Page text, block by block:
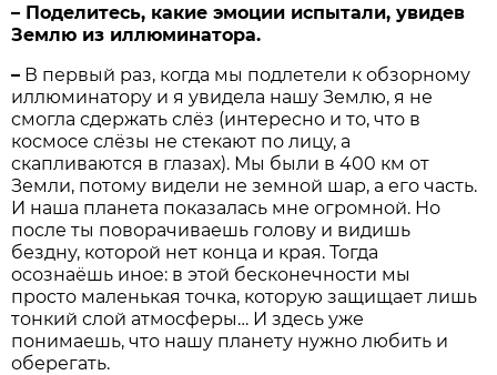
– Поделитесь, какие эмоции испытали, увидев
Землю из иллюминатора.
– В первый раз, когда мы подлетели к обзорному
иллюминатору и я увидела нашу Землю, я не
смогла сдержать слёз (интересно и то, что в
космосе слёзы не стекают по лицу, а
скапливаются в глазах). Мы были в 400 км от
Земли, потому видели не земной шар, а его часть.
И наша планета показалась мне огромной. Но
после ты поворачиваешь голову и видишь
бездну, которой нет конца и края. Тогда
осознаёшь иное: в этой бесконечности мы
просто маленькая точка, которую защищает лишь
тонкий слой атмосферы… И здесь уже
понимаешь, что нашу планету нужно любить и
оберегать.